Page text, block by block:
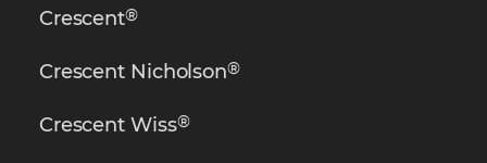
Crescent®
Crescent Nicholson®
Crescent Wiss®